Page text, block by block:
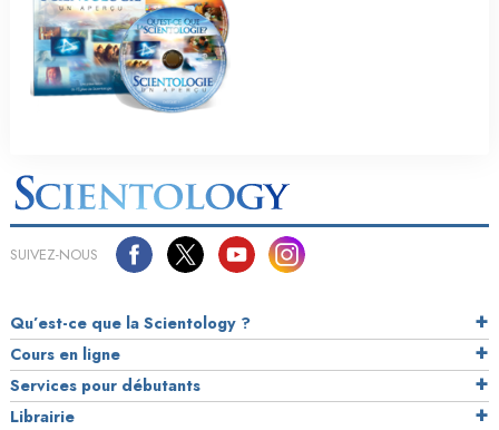
SUIVEZ-NOUS
Qu’est-ce que la Scientology ?
Cours en ligne
Services pour débutants
Librairie